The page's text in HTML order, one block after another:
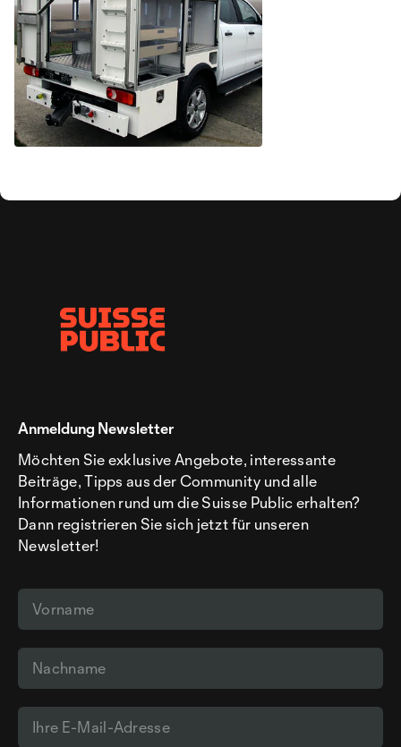
Anmeldung Newsletter
Möchten Sie exklusive Angebote, interessante
Beiträge, Tipps aus der Community und alle
Informationen rund um die Suisse Public erhalten?
Dann registrieren Sie sich jetzt für unseren
Newsletter!